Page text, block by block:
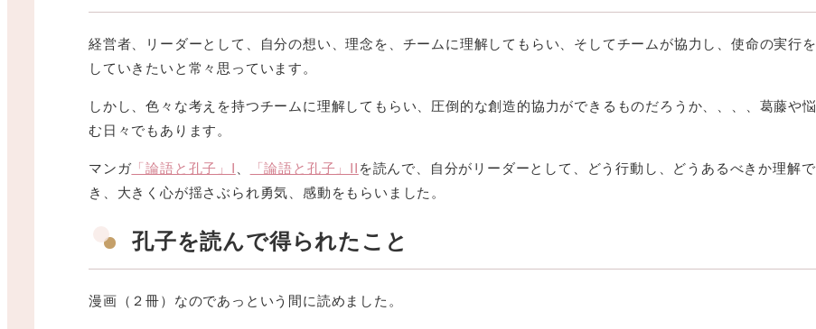
経営者、リーダーとして、自分の想い、理念を、チームに理解してもらい、そしてチームが協力し、使命の実行を
していきたいと常々思っています。
しかし、色々な考えを持つチームに理解してもらい、圧倒的な創造的協力ができるものだろうか、、、、葛藤や悩
む日々でもあります。
マンガ 「論語と孔子」I 「論語と孔子」IIを読んで、自分がリーダーとして、どう行動し、どうあるべきか理解で
き、大きく心が揺さぶられ勇気、感動をもらいました。
孔子を読んで得られたこと
漫画（２冊）なのであっという間に読めました。